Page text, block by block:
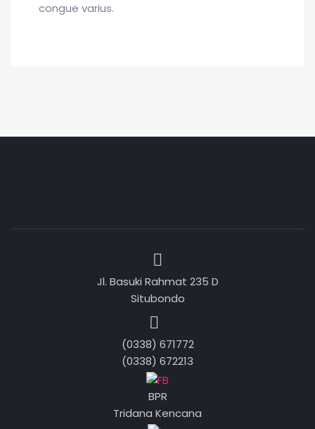
congue varius.
Jl. Basuki Rahmat 235 D
Situbondo
(0338) 671772
(0338) 672213
BPR
Tridana Kencana